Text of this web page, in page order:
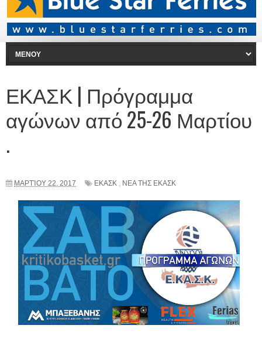
ΕΚΑΣΚ | Πρόγραμμα
αγώνων από 25-26 Μαρτίου
.
ΜΑΡΤΊΟΥ 22, 2017 ΕΚΑΣΚ , ΝΕΑ ΤΗΣ ΕΚΑΣΚ